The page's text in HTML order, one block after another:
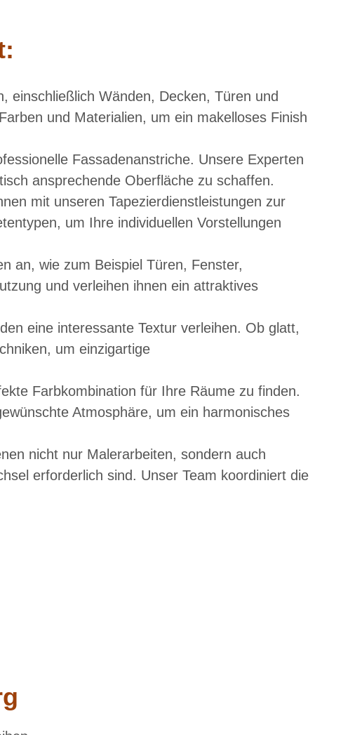
einschließlich Wänden, Decken, Türen und
und Materialien, um ein makelloses Finish
Fassadenanstriche. Unsere Experten
ansprechende Oberfläche zu schaffen.
mit unseren Tapezierdienstleistungen zur
um Ihre individuellen Vorstellungen
an, wie zum Beispiel Türen, Fenster,
und verleihen ihnen ein attraktives
eine interessante Textur verleihen. Ob glatt,
um einzigartige
Farbkombination für Ihre Räume zu finden.
Atmosphäre, um ein harmonisches
nicht nur Malerarbeiten, sondern auch
erforderlich sind. Unser Team koordiniert die